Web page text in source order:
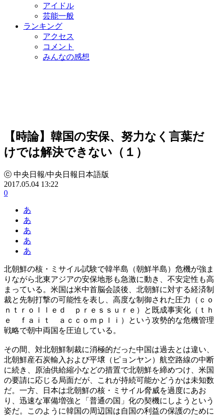
アイドル
芸能一般
ランキング
アクセス
コメント
みんなの感想
【時論】韓国の安保、努力なく言葉だ
けでは解決できない（１）
ⓒ 中央日報/中央日報日本語版
2017.05.04 13:22
0
あ
あ
あ
あ
あ
北朝鮮の核・ミサイル試験で韓半島（朝鮮半島）危機が強ま
りながら北東アジアの安保地形も急激に動き、不安定性も高
まっている。米国は米中首脳会談後、北朝鮮に対する経済制
裁と先制打撃の可能性を表し、高度な制御された圧力（ｃｏ
ｎｔｒｏｌｌｅｄ ｐｒｅｓｓｕｒｅ）と既成事実化（ｔｈ
ｅ ｆａｉｔ ａｃｃｏｍｐｌｉ）という攻勢的な危機管理
戦略で朝中両国を圧迫している。
その間、対北朝鮮制裁に消極的だった中国は過去とは違い、
北朝鮮産石炭輸入および平壌（ピョンヤン）航空路線の中断
に続き、原油供給縮小などの措置で北朝鮮を締めつけ、米国
の要請に応じる局面だが、これが持続可能かどうかは未知数
だ。一方、日本は北朝鮮の核・ミサイル脅威を過度にあお
り、迅速な軍備増強と「普通の国」化の契機にしようという
姿だ。このように韓国の周辺国は自国の利益の保護のために